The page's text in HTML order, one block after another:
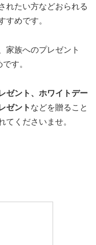
れたい方などおられる
すめです。
家族へのプレゼント
す。
ゼント、ホワイトデー
ゼント などを贈ること
てくださいませ。